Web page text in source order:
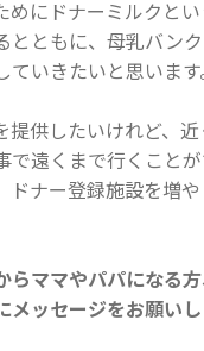
めにドナーミルクと
とともに、母乳バン
いきたいと思います
提供したいけれど、
で遠くまで行くこと
ドナー登録施設を増
らママやパパになる
ッセージをお願いし